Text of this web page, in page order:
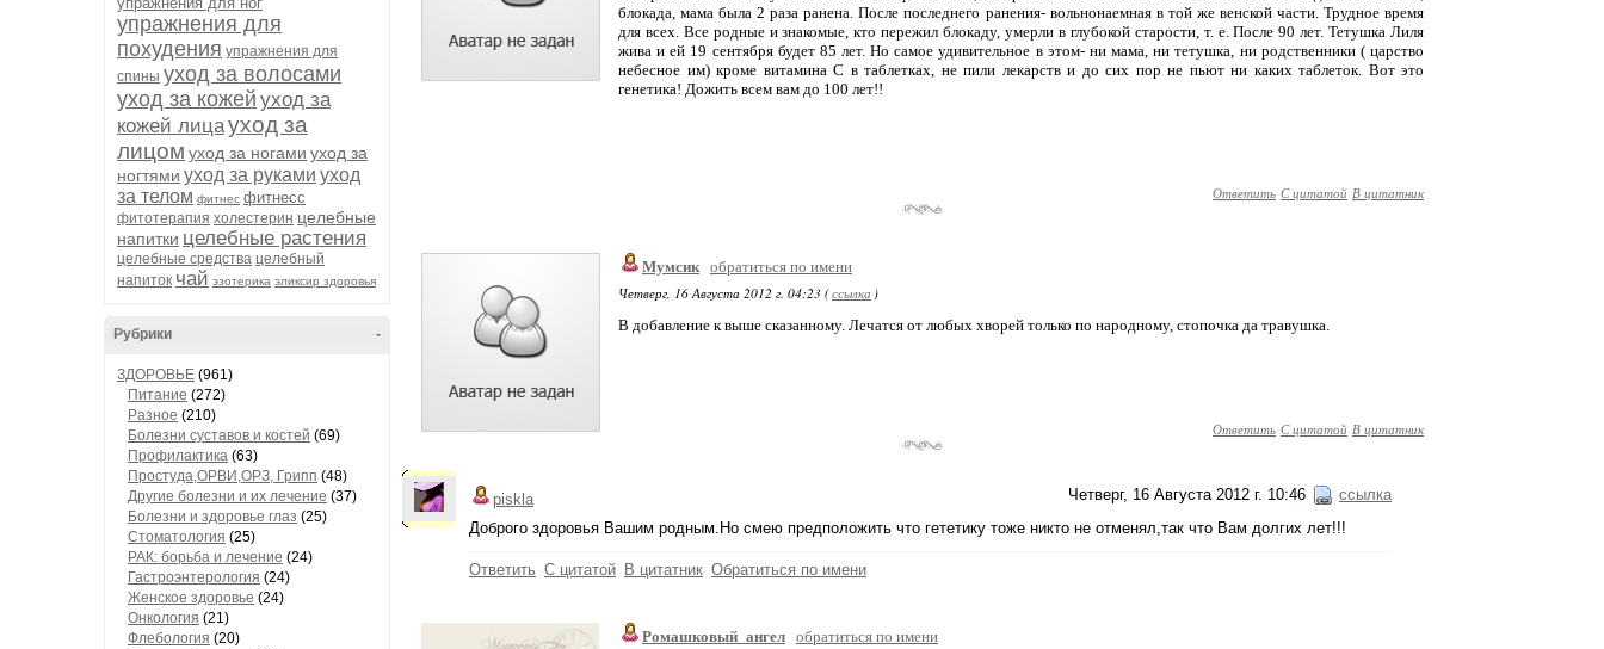
упражнения для
похудения упражнения для
спины уход за волосами
уход за кожей уход за
кожей лицауход за
лицом уход за ногами уход за
ногтями уход за руками уход
за телом фитнес фитнесс
фитотерапия холестерин целебные
напитки целебные растения
целебные средства целебный
напиток чай эзотерика эликсир здоровья
-
Рубрики
ЗДОРОВЬЕ (961)
Питание (272)
Разное (210)
Болезни суставов и костей (69)
Профилактика (63)
Простуда,ОРВИ,ОРЗ, Грипп (48)
Другие болезни и их лечение (37)
Болезни и здоровье глаз (25)
Стоматология (25)
РАК: борьба и лечение (24)
Гастроэнтерология (24)
Женское здоровье (24)
Онкология (21)
Флебология (20)
блокада, мама была 2 раза ранена. После последнего ранения- вольнонаемная в той же венской части. Трудное время
для всех. Все родные и знакомые, кто пережил блокаду, умерли в глубокой старости, т. е. После 90 лет. Тетушка Лиля
жива и ей 19 сентября будет 85 лет. Но самое удивительное в этом- ни мама, ни тетушка, ни родственники ( царство
небесное им) кроме витамина С в таблетках, не пили лекарств и до сих пор не пьют ни каких таблеток. Вот это
генетика! Дожить всем вам до 100 лет!!
Ответить С цитатой В цитатник
Мумсик обратиться по имени
Четверг, 16 Августа 2012 г. 04:23 (ссылка )
В добавление к выше сказанному. Лечатся от любых хворей только по народному, стопочка да травушка.
Ответить С цитатой В цитатник
Четверг, 16 Августа 2012 г. 10:46 ссылка
piskla
Доброго здоровья Вашим родным.Но смею предположить что гететику тоже никто не отменял,так что Вам долгих лет!!!
Ответить С цитатой В цитатник Обратиться по имени
Ромашковый_ангел обратиться по имени